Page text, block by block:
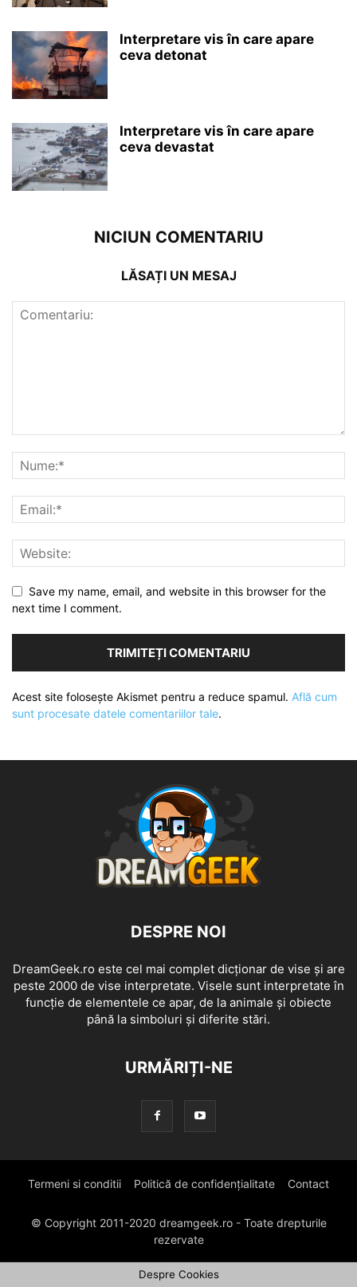
Interpretare vis în care apare
ceva detonat
Interpretare vis în care apare
ceva devastat
NICIUN COMENTARIU
LĂSAȚI UN MESAJ
Save my name, email, and website in this browser for the
next time I comment.
Acest site folosește Akismet pentru a reduce spamul. Află cum
sunt procesate datele comentariilor tale.
DESPRE NOI
DreamGeek.ro este cel mai complet dicționar de vise și are
peste 2000 de vise interpretate. Visele sunt interpretate în
funcție de elementele ce apar, de la animale și obiecte
până la simboluri și diferite stări.
URMĂRIȚI-NE
Termeni si conditii Politică de confidențialitate Contact
© Copyright 2011-2020 dreamgeek.ro - Toate drepturile
rezervate
Despre Cookies